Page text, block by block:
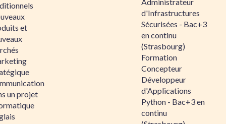
et
un projet
d'Infrastructures
Sécurisées - Bac+3
en continu
(Strasbourg)
Formation
Concepteur
Développeur
d'Applications
Python - Bac+3 en
continu